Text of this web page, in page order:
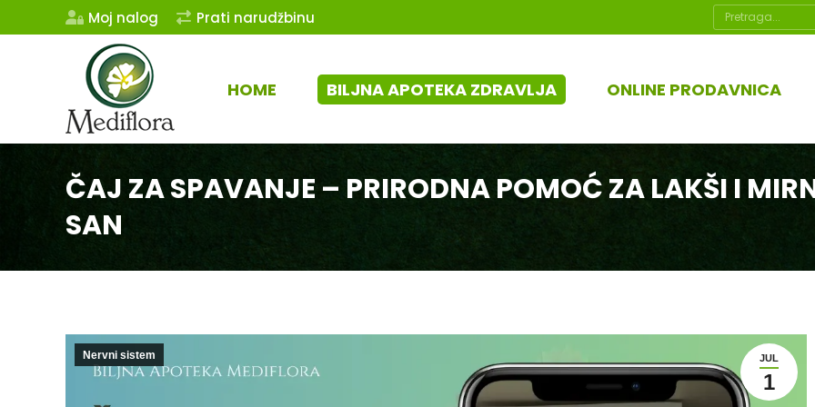
Moj nalog Prati narudžbinu Search:
HOME BILJNA APOTEKA ZDRAVLJA ONLINE PRODAVNICA
ČAJ ZA SPAVANJE – PRIRODNA POMOĆ ZA LAKŠI I
SAN
JUL
1
Nervni sistem